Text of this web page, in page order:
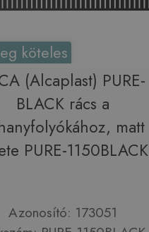
köteles
(Alcaplast) PURE-
BLACK rács a
matt
PURE-1150BLACK
Azonosító: 173051